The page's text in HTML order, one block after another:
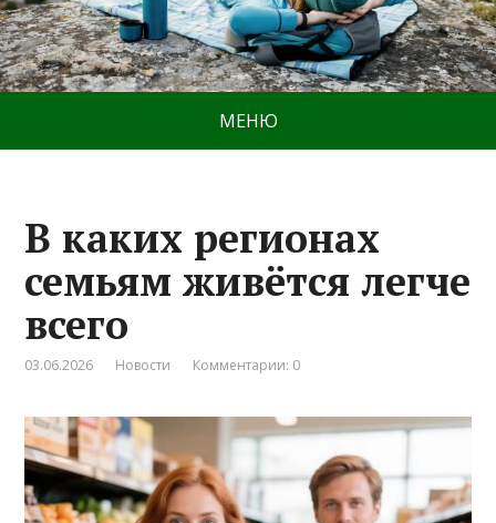
МЕНЮ
В каких регионах
семьям живётся легче
всего
03.06.2026 Новости Комментарии: 0